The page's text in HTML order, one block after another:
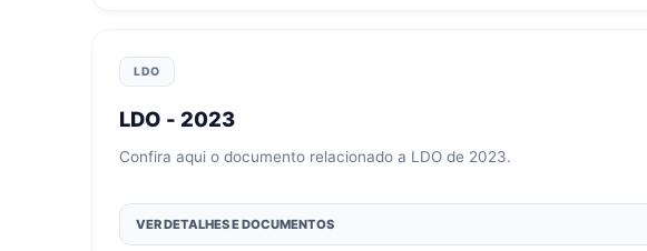
LDO
LDO - 2023
Confira aqui o documento relacionado a LDO de 2023.
VER DETALHES E DOCUMENTOS